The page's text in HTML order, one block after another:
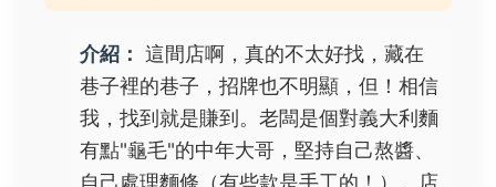
介紹： 這間店啊，真的不太好找，藏在
巷子裡的巷子，招牌也不明顯，但！相信
我，找到就是賺到。老闆是個對義大利麵
有點"龜毛"的中年大哥，堅持自己熬醬、
自己處理麵條（有些款是手工的！）。店